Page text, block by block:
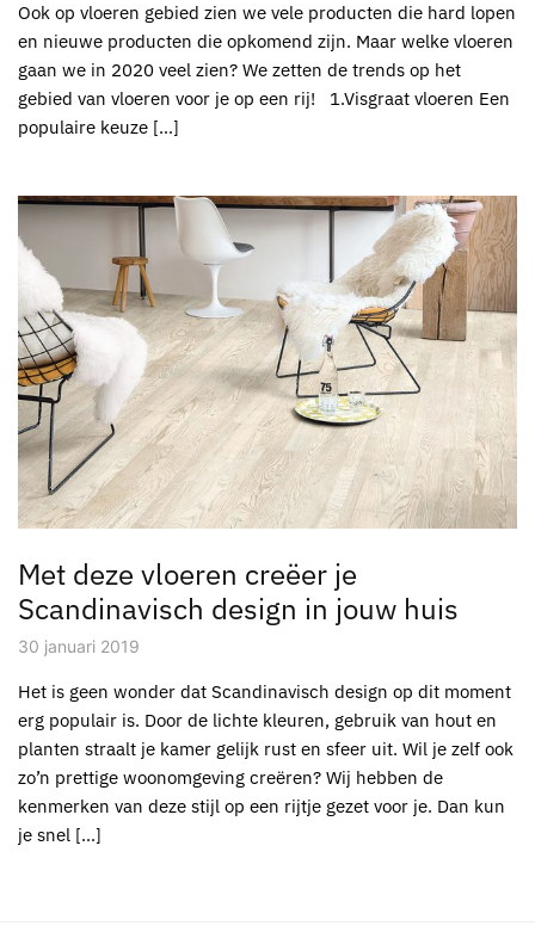
Ook op vloeren gebied zien we vele producten die hard lopen
en nieuwe producten die opkomend zijn. Maar welke vloeren
gaan we in 2020 veel zien? We zetten de trends op het
gebied van vloeren voor je op een rij! 1.Visgraat vloeren Een
populaire keuze […]
Met deze vloeren creëer je
Scandinavisch design in jouw huis
30 januari 2019
Het is geen wonder dat Scandinavisch design op dit moment
erg populair is. Door de lichte kleuren, gebruik van hout en
planten straalt je kamer gelijk rust en sfeer uit. Wil je zelf ook
zo’n prettige woonomgeving creëren? Wij hebben de
kenmerken van deze stijl op een rijtje gezet voor je. Dan kun
je snel […]